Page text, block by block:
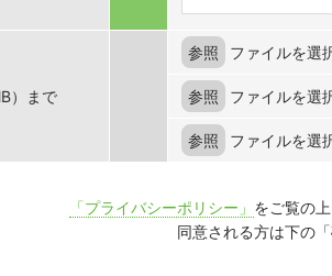
）まで
参照 ファイルを選
参照 ファイルを選
参照 ファイルを選
「プライバシーポリシー」 をご覧の
同意される方は下の